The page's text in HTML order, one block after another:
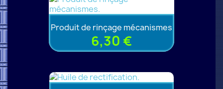
Produit de rinçage mécanismes
6,30 €